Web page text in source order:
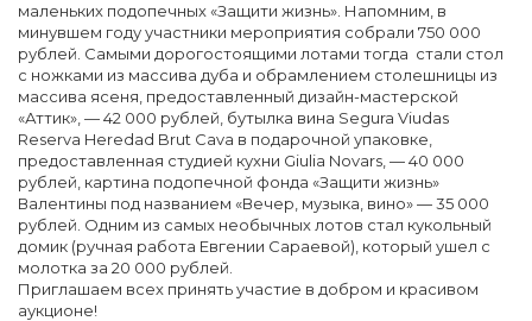
маленьких подопечных «Защити жизнь». Напомним, в
минувшем году участники мероприятия собрали 750 000
рублей. Самыми дорогостоящими лотами тогда стали стол
с ножками из массива дуба и обрамлением столешницы из
массива ясеня, предоставленный дизайн-мастерской
«Аттик», — 42 000 рублей, бутылка вина Segura Viudas
Reserva Heredad Brut Cava в подарочной упаковке,
предоставленная студией кухни Giulia Novars, — 40 000
рублей, картина подопечной фонда «Защити жизнь»
Валентины под названием «Вечер, музыка, вино» — 35 000
рублей. Одним из самых необычных лотов стал кукольный
домик (ручная работа Евгении Сараевой), который ушел с
молотка за 20 000 рублей.
Приглашаем всех принять участие в добром и красивом
аукционе!